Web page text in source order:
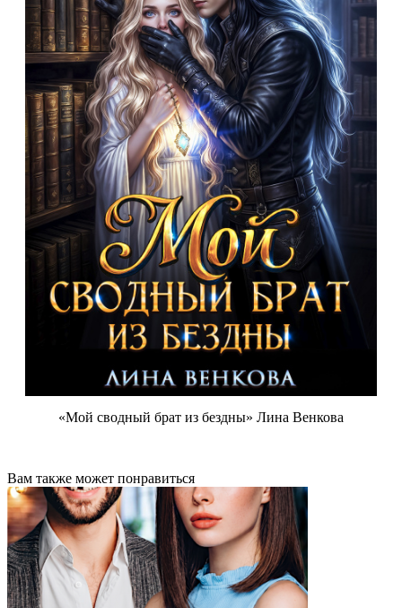
«Мой сводный брат из бездны» Лина Венкова
Вам также может понравиться